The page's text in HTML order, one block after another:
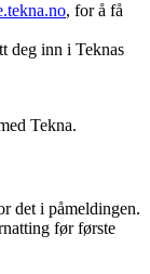
, for å få
deg inn i Teknas
Tekna.
det i påmeldingen.
før første